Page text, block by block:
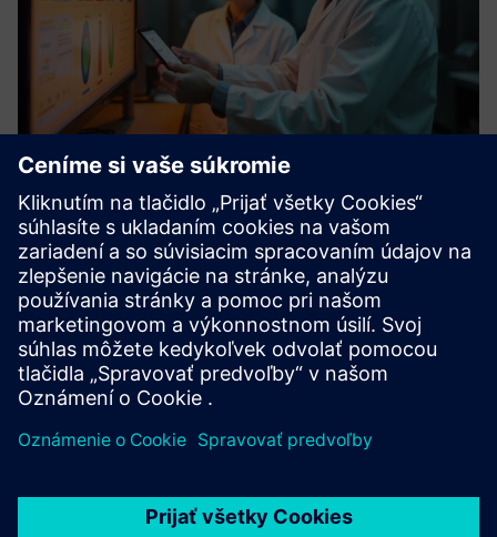
Digital Factory Module: ANALYSIS
Knowing instead of guessing: With our cloud-based
solution, you can transform your data from different
processes, machines, sensors and other shop floor
equipment’s into tangible insights.
Prečítajte si viac